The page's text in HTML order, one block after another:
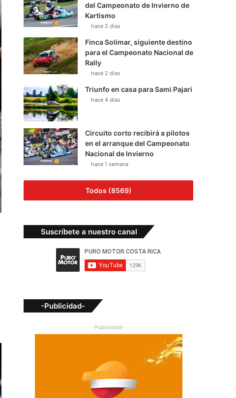
del Campeonato de Invierno de
Kartismo
hace 2 días
Finca Solimar, siguiente destino
para el Campeonato Nacional de
Rally
hace 2 días
Triunfo en casa para Sami Pajari
hace 4 días
Circuito corto recibirá a pilotos
en el arranque del Campeonato
Nacional de Invierno
hace 1 semana
Todos (8569)
Suscríbete a nuestro canal
-Publicidad-
-Publicidad-